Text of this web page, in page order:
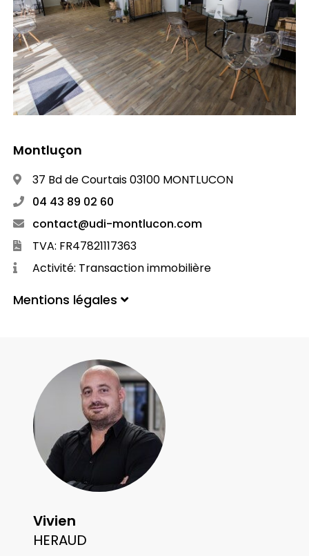
Montluçon
37 Bd de Courtais 03100 MONTLUCON
04 43 89 02 60
contact@udi-montlucon.com
TVA: FR47821117363
Activité: Transaction immobilière
Mentions légales
Vivien
HERAUD